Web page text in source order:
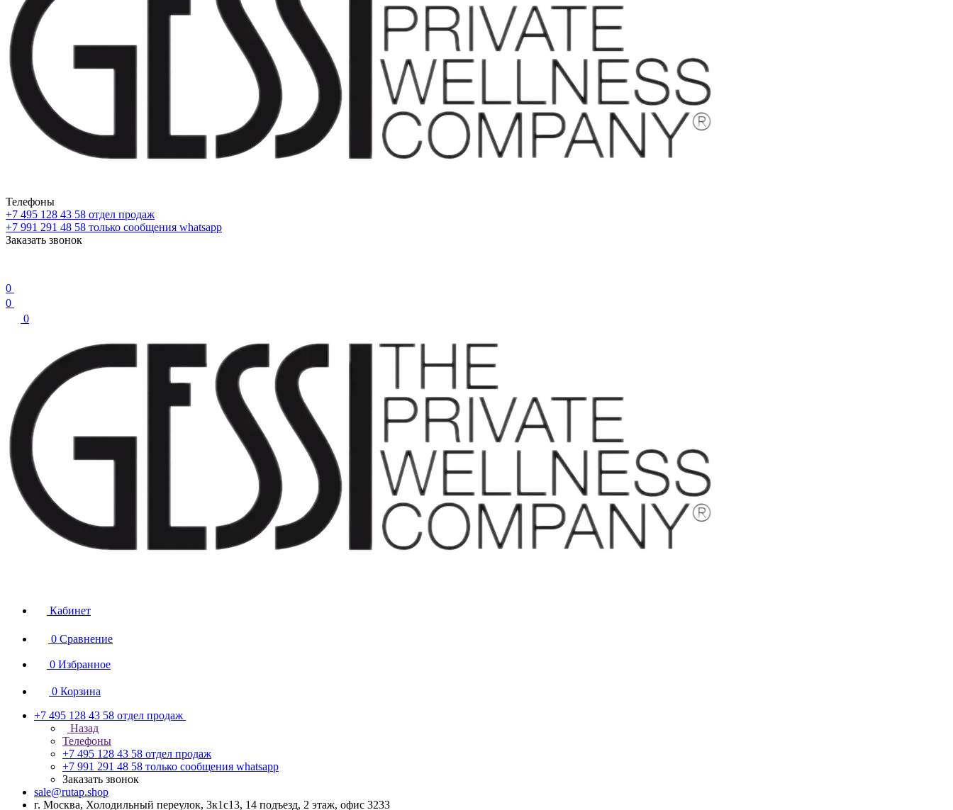
Телефоны
+7 495 128 43 58 отдел продаж
+7 991 291 48 58 только сообщения whatsapp
Заказать звонок
0
0
0
Кабинет
0 Сравнение
0 Избранное
0 Корзина
+7 495 128 43 58 отдел продаж
Назад
Телефоны
+7 495 128 43 58 отдел продаж
+7 991 291 48 58 только сообщения whatsapp
Заказать звонок
sale@rutap.shop
г. Москва, Холодильный переулок, 3к1с13, 14 подъезд, 2 этаж, офис 3233